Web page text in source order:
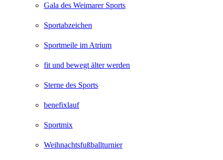
Gala des Weimarer Sports
Sportabzeichen
Sportmeile im Atrium
fit und bewegt älter werden
Sterne des Sports
benefixlauf
Sportmix
Weihnachtsfußballturnier